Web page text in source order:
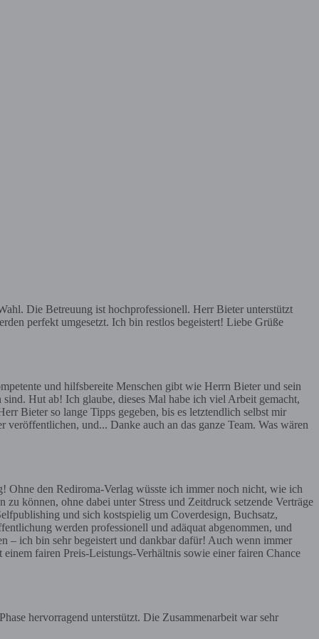
Die Betreuung ist hochprofessionell. Herr Bieter unterstützt
perfekt umgesetzt. Ich bin restlos begeistert! Liebe Grüße
und hilfsbereite Menschen gibt wie Herrn Bieter und sein
Hut ab! Ich glaube, dieses Mal habe ich viel Arbeit gemacht,
Bieter so lange Tipps gegeben, bis es letztendlich selbst mir
und... Danke auch an das ganze Team. Was wären
den Rediroma-Verlag wüsste ich immer noch nicht, wie ich
können, ohne dabei unter Stress und Zeitdruck setzende Verträge
und sich kostspielig um Coverdesign, Buchsatz,
werden professionell und adäquat abgenommen, und
– ich bin sehr begeistert und dankbar dafür! Auch wenn immer
fairen Preis-Leistungs-Verhältnis sowie einer fairen Chance
hervorragend unterstützt. Die Zusammenarbeit war sehr